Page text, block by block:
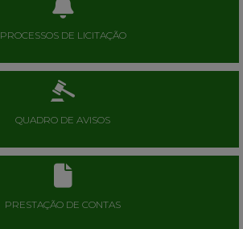
PROCESSOS DE LICITAÇÃO
QUADRO DE AVISOS
PRESTAÇÃO DE CONTAS